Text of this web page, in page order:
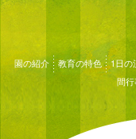
園の紹介 教育の特色 1日の
間